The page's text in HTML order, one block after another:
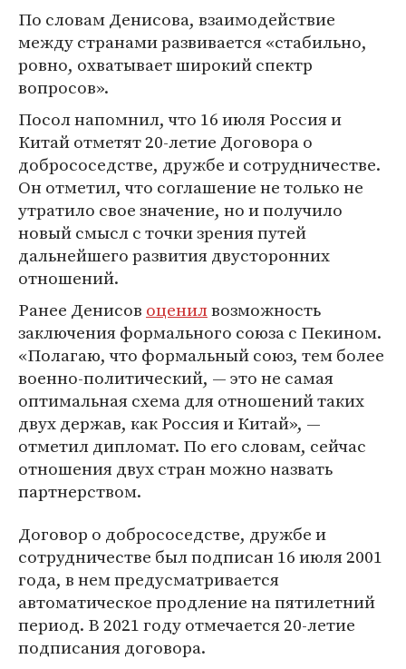
По словам Денисова, взаимодействие
между странами развивается «стабильно,
ровно, охватывает широкий спектр
вопросов».
Посол напомнил, что 16 июля Россия и
Китай отметят 20-летие Договора о
добрососедстве, дружбе и сотрудничестве.
Он отметил, что соглашение не только не
утратило свое значение, но и получило
новый смысл с точки зрения путей
дальнейшего развития двусторонних
отношений.
Ранее Денисов оценилвозможность
заключения формального союза с Пекином.
«Полагаю, что формальный союз, тем более
военно-политический, — это не самая
оптимальная схема для отношений таких
двух держав, как Россия и Китай», —
отметил дипломат. По его словам, сейчас
отношения двух стран можно назвать
партнерством.
Договор о добрососедстве, дружбе и
сотрудничестве был подписан 16 июля 2001
года, в нем предусматривается
автоматическое продление на пятилетний
период. В 2021 году отмечается 20-летие
подписания договора.